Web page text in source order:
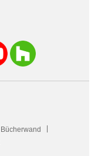
Bücherwand